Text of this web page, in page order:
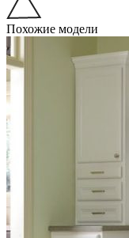
Похожие модели